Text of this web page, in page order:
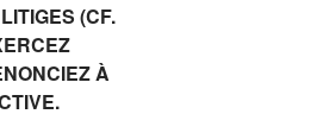
(CF.
À